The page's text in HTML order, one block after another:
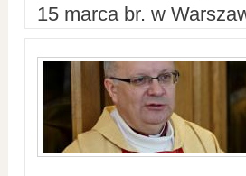
15 marca br. w